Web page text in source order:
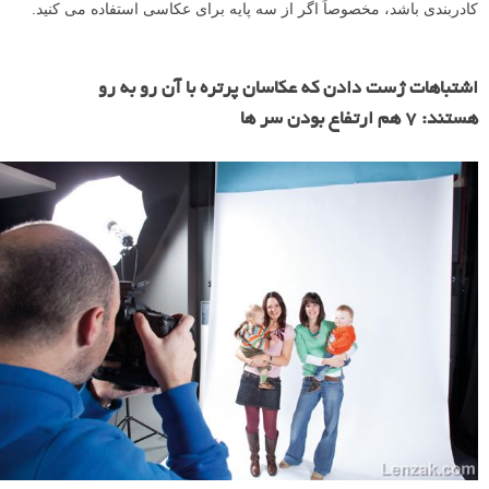
کادربندی باشد، مخصوصاً اگر از سه پایه برای عکاسی استفاده می کنید.
اشتباهات ژست دادن که عکاسان پرتره با آن رو به رو
هستند: ۷ هم ارتفاع بودن سر ها